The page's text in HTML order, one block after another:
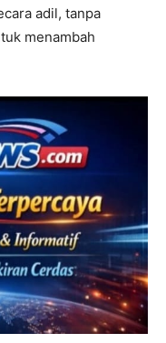
adil, tanpa
menambah